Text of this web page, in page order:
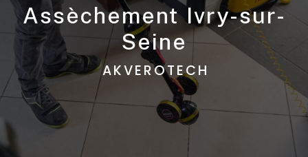
assèchement Ivry-sur-
Seine
AKVEROTECH